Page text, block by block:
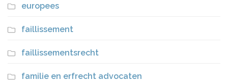
europees
faillissement
faillissementsrecht
familie en erfrecht advocaten